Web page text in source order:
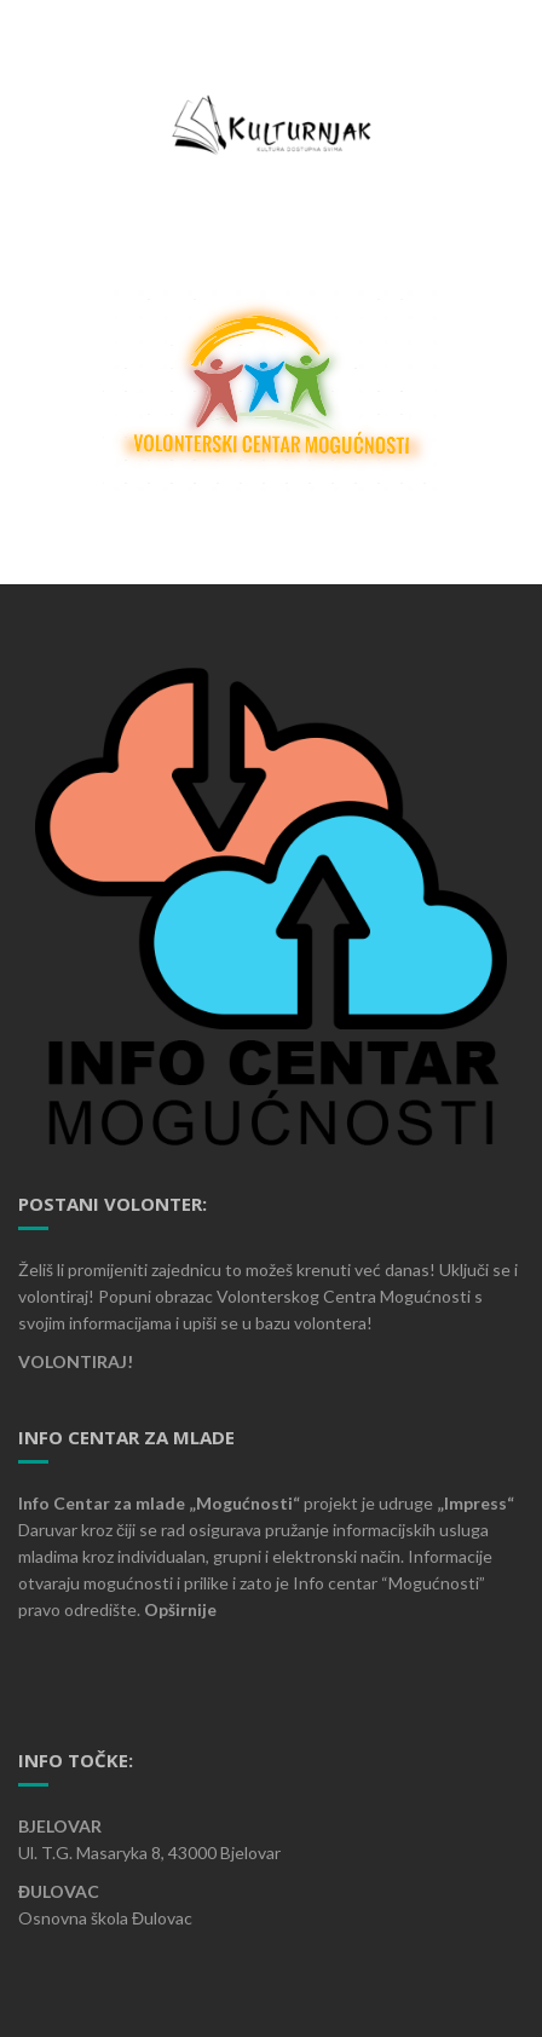
POSTANI VOLONTER:
Želiš li promijeniti zajednicu to možeš krenuti već danas! Uključi se i
volontiraj! Popuni obrazac Volonterskog Centra Mogućnosti s
svojim informacijama i upiši se u bazu volontera!
VOLONTIRAJ!
INFO CENTAR ZA MLADE
Info Centar za mlade „Mogućnosti“projekt je udruge „Impress“
Daruvar kroz čiji se rad osigurava pružanje informacijskih usluga
mladima kroz individualan, grupni i elektronski način. Informacije
otvaraju mogućnosti i prilike i zato je Info centar “Mogućnosti”
pravo odredište. Opširnije
INFO TOČKE:
BJELOVAR
Ul. T.G. Masaryka 8, 43000 Bjelovar
ĐULOVAC
Osnovna škola Đulovac